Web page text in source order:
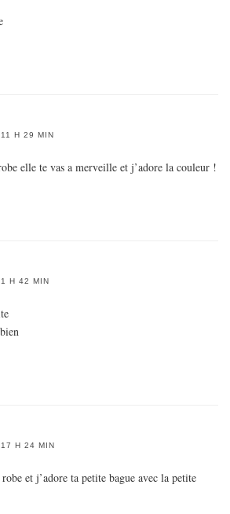
H 29 MIN
elle te vas a merveille et j’adore la couleur !
H 42 MIN
H 24 MIN
et j’adore ta petite bague avec la petite